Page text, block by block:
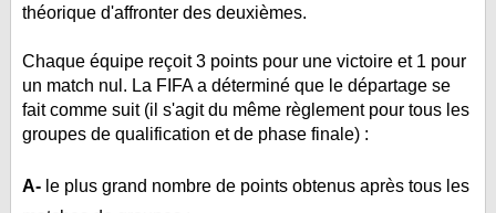
théorique d'affronter des deuxièmes.
Chaque équipe reçoit 3 points pour une victoire et 1 pour
un match nul. La FIFA a déterminé que le départage se
fait comme suit (il s'agit du même règlement pour tous les
groupes de qualification et de phase finale) :
A-le plus grand nombre de points obtenus après tous les